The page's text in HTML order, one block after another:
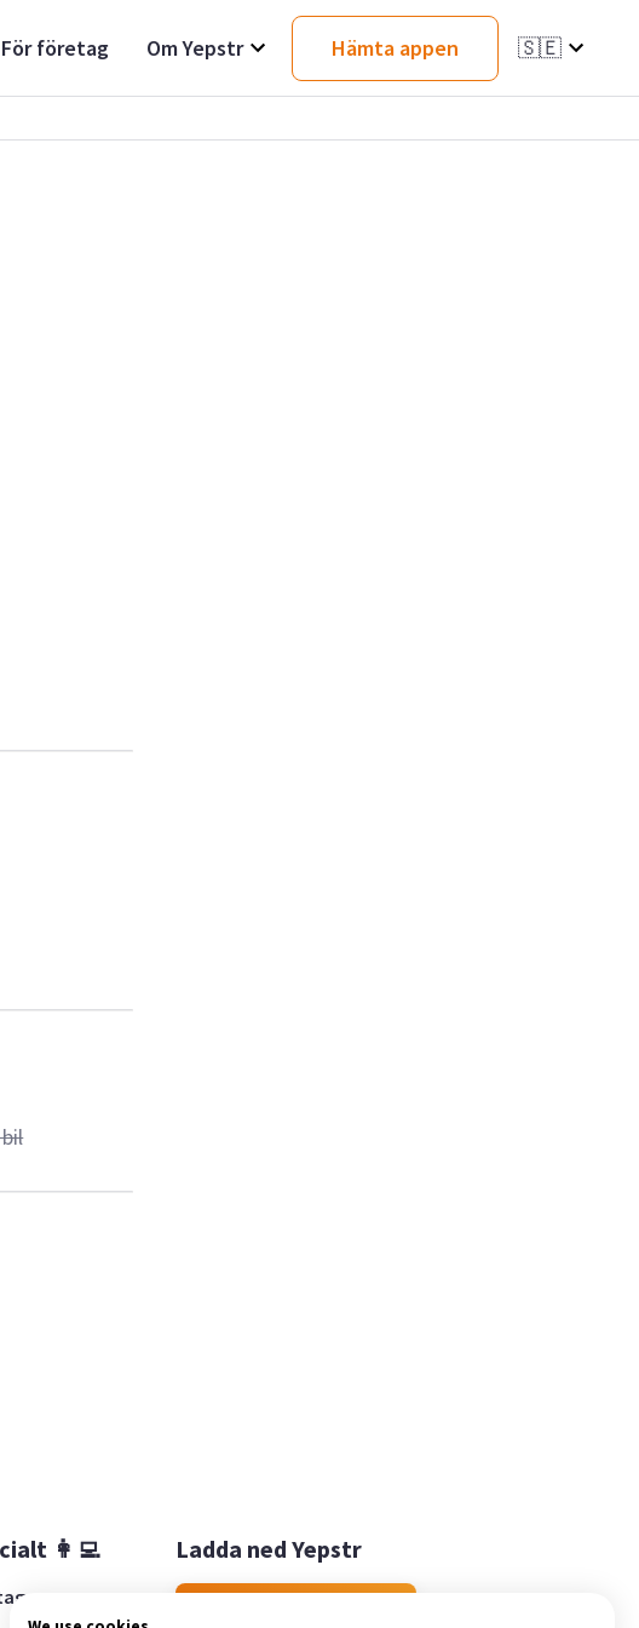
För företag Om Yepstr Hämta appen 🇸🇪
👩‍💻 Ladda ned Yepstr